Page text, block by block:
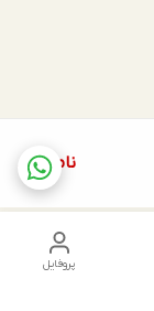
ناموجود
پروفایل